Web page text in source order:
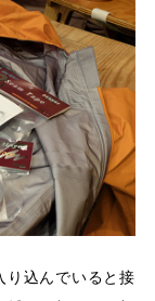
り込んでいると接